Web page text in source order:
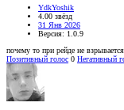
YdkYoshik
4.00 звёзд
31 Янв 2026
Версия: 1.0.9
почему то при рейде не
Позитивный голос 0 Негативный